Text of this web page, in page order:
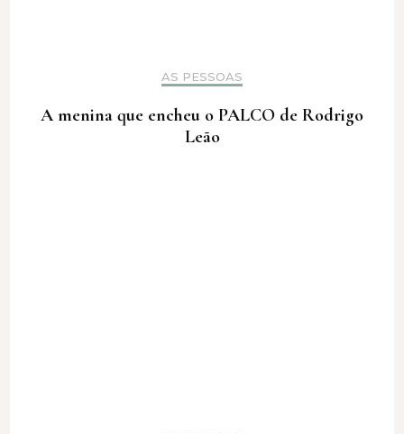
AS PESSOAS
A menina que encheu o PALCO de Rodrigo
Leão